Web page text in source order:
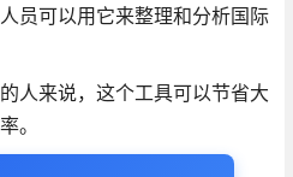
员可以用它来整理和分析国际
人来说，这个工具可以节省大
。